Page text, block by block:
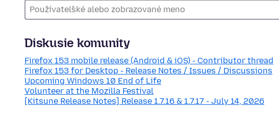
Diskusie komunity
Firefox 153 mobile release (Android & iOS) - Contributor thread
Firefox 153 for Desktop - Release Notes / Issues / Discussions
Upcoming Windows 10 End of Life
Volunteer at the Mozilla Festival
[Kitsune Release Notes] Release 1.7.16 & 1.7.17 - July 14, 2026